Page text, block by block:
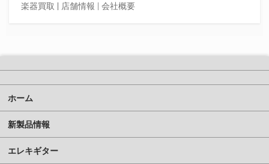
楽器買取 | 店舗情報 | 会社概要
ホーム
新製品情報
エレキギター